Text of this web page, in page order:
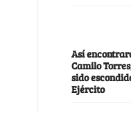
Así
Camilo
sido
Ejército